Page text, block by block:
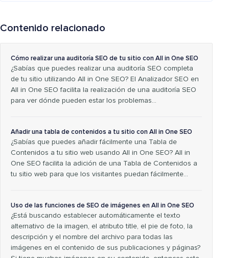
Contenido relacionado
Cómo realizar una auditoría SEO de tu sitio con All in One SEO
¿Sabías que puedes realizar una auditoría SEO completa
de tu sitio utilizando All in One SEO? El Analizador SEO en
All in One SEO facilita la realización de una auditoría SEO
para ver dónde pueden estar los problemas...
Añadir una tabla de contenidos a tu sitio con All in One SEO
¿Sabías que puedes añadir fácilmente una Tabla de
Contenidos a tu sitio web usando All in One SEO? All in
One SEO facilita la adición de una Tabla de Contenidos a
tu sitio web para que los visitantes puedan fácilmente…
Uso de las funciones de SEO de imágenes en All in One SEO
¿Está buscando establecer automáticamente el texto
alternativo de la imagen, el atributo title, el pie de foto, la
descripción y el nombre del archivo para todas las
imágenes en el contenido de sus publicaciones y páginas?